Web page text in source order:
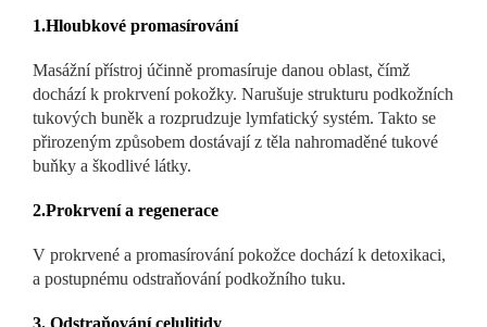
1.Hloubkové promasírování
Masážní přístroj účinně promasíruje danou oblast, čímž
dochází k prokrvení pokožky. Narušuje strukturu podkožních
tukových buněk a rozprudzuje lymfatický systém. Takto se
přirozeným způsobem dostávají z těla nahromaděné tukové
buňky a škodlivé látky.
2.Prokrvení a regenerace
V prokrvené a promasírování pokožce dochází k detoxikaci,
a postupnému odstraňování podkožního tuku.